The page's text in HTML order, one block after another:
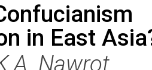
in East
Nawrot